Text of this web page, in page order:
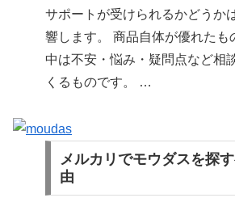
サポートが受けられるかどうか
響します。 商品自体が優れたも
中は不安・悩み・疑問点など相
くるものです。 …
メルカリでモウダスを探
由